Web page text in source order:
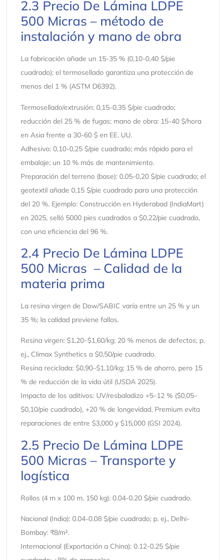
2.3 Precio De Lámina LDPE
500 Micras – método de
instalación y mano de obra
La fabricación añade un 15-35 % (0,10-0,40 $/pie
cuadrado); el termosellado garantiza una protección de
menos del 1 % (ASTM D6392).
Termosellado/extrusión: 0,15-0,35 $/pie cuadrado;
reducción del 25 % de fugas; mano de obra: 15-40 $/hora
en Asia frente a 30-60 $ en EE. UU.
Adhesivo: 0,10-0,25 $/pie cuadrado; más rápido para el
embalaje; un 10 % más de mantenimiento.
Preparación del terreno (base): 0,05-0,20 $/pie cuadrado; el
geotextil añade 0,15 $/pie cuadrado para una protección
del 20 %. Ejemplo: Construcción en Hyderabad (IndiaMart)
en 2025, selló 5000 pies cuadrados a $0,22/pie cuadrado,
con una eficiencia del 96 %.
2.4 Precio De Lámina LDPE
500 Micras – Calidad de la
materia prima
La resina virgen de Dow/SABIC varía entre un 25 % y un
35 %; la calidad previene fallos.
Resina virgen: $1,20–$1,60/kg; 20 % menos de defectos; p.
ej., Climax Synthetics a $0,50/pie cuadrado.
Resina reciclada: $0,90–$1,10/kg; 15 % de ahorro, pero 15
% de reducción de la vida útil (USDA 2025).
Impacto de los aditivos: UV/resbaladizo +5–12 % ($0,05–
$0,10/pie cuadrado), +20 % de longevidad. Premium evita
reparaciones de entre $3,000 y $15,000 (GSI 2024).
2.5 Precio De Lámina LDPE
500 Micras – Transporte y
logística
Rollos (4 m x 100 m, 150 kg): 0.04-0.20 $/pie cuadrado.
Nacional (India): 0.04-0.08 $/pie cuadrado; p. ej., Delhi-
Bombay: ₹8/m².
Internacional (Exportación a China): 0.12-0.25 $/pie